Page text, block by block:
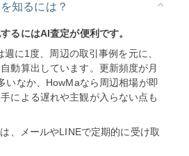
知るには？
るにはAI査定が便利です。
に1度、周辺の取引事例を元に、
動算出しています。更新頻度が月
いなか、HowMaなら周辺相場が即
による遅れや主観が入らない点も
、メールやLINEで定期的に受け取